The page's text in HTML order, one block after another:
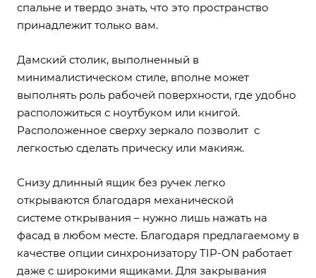
спальне и твердо знать, что это пространство
принадлежит только вам.
Дамский столик, выполненный в
минималистическом стиле, вполне может
выполнять роль рабочей поверхности, где удобно
расположиться с ноутбуком или книгой.
Расположенное сверху зеркало позволит с
легкостью сделать прическу или макияж.
Снизу длинный ящик без ручек легко
открываются благодаря механической
системе открывания – нужно лишь нажать на
фасад в любом месте. Благодаря предлагаемому в
качестве опции синхронизатору TIP-ON работает
даже с широкими ящиками. Для закрывания